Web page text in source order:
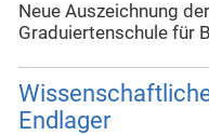
Neue Auszeichnung
Graduiertenschule für
Endlager